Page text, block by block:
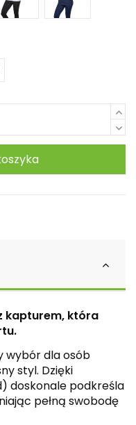
kapturem, która
wybór dla osób
styl. Dzięki
doskonale podkreśla
pełną swobodę